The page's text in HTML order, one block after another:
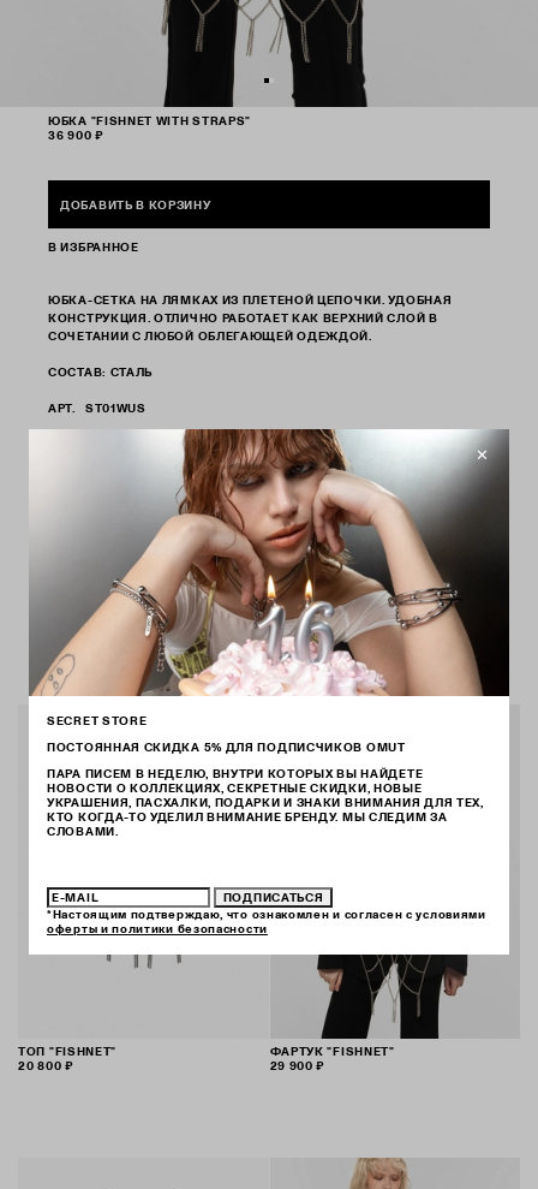
ЮБКА "FISHNET WITH STRAPS"
36 900 ₽
ДОБАВИТЬ В КОРЗИНУ
В ИЗБРАННОЕ
ЮБКА-СЕТКА НА ЛЯМКАХ ИЗ ПЛЕТЕНОЙ ЦЕПОЧКИ. УДОБНАЯ
КОНСТРУКЦИЯ. ОТЛИЧНО РАБОТАЕТ КАК ВЕРХНИЙ СЛОЙ В
СОЧЕТАНИИ С ЛЮБОЙ ОБЛЕГАЮЩЕЙ ОДЕЖДОЙ.
СОСТАВ: СТАЛЬ
АРТ. ST01WUS
ДОСТАВКА ОТ 3 ДО 14 ДНЕЙ
ВЕРНЕМ ДЕНЬГИ ЕСЛИ ЧТО-ТО НЕ ТАК
ИСПРАВИМ ДЕФЕКТЫ В ТЕЧЕНИЕ ГОДА
КАК ВЫБРАТЬ РАЗМЕР
КАК ХРАНИТЬ
ВАМ МОЖЕТ ПОНРАВИТЬСЯ
ТОП "FISHNET"
20 800 ₽
ФАРТУК "FISHNET"
29 900 ₽
SECRET STORE
ПОСТОЯННАЯ СКИДКА 5% ДЛЯ ПОДПИСЧИКОВ OMUT
ПАРА ПИСЕМ В НЕДЕЛЮ, ВНУТРИ КОТОРЫХ ВЫ НАЙДЕТЕ
НОВОСТИ О КОЛЛЕКЦИЯХ, СЕКРЕТНЫЕ СКИДКИ, НОВЫЕ
УКРАШЕНИЯ, ПАСХАЛКИ, ПОДАРКИ И ЗНАКИ ВНИМАНИЯ ДЛЯ ТЕХ,
КТО КОГДА-ТО УДЕЛИЛ ВНИМАНИЕ БРЕНДУ. МЫ СЛЕДИМ ЗА
СЛОВАМИ.
ПОДПИСАТЬСЯ
*Настоящим подтверждаю, что ознакомлен и согласен с условиями
оферты и политики безопасности